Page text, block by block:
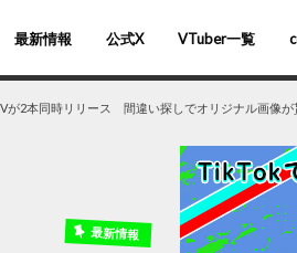
最新情報 公式X VTuber一覧
バーチャル
VR/AR
ホロライブ
にじさんじ
ななしいんく
ぶいすぽっ！
2本同時リリース 間違い探しでオリジナル画像が
最新情報